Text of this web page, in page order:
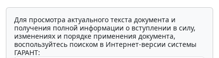
Для просмотра актуального текста документа и
получения полной информации о вступлении в силу,
изменениях и порядке применения документа,
воспользуйтесь поиском в Интернет-версии системы
ГАРАНТ: